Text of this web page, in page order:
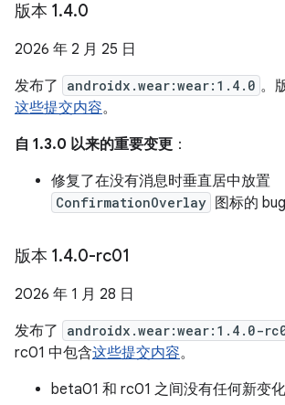
版本 1.4.0
2026 年 2 月 25 日
发布了
androidx.wear:wear:1.4.0 。
这些提交内容。
自 1.3.0 以来的重要变更 ：
修复了在没有消息时垂直居中放置
ConfirmationOverlay 图标的 bug
版本 1.4.0-rc01
2026 年 1 月 28 日
发布了
androidx.wear:wear:1.4.0-
rc01 中包含这些提交内容。
beta01 和 rc01 之间没有任何新变化